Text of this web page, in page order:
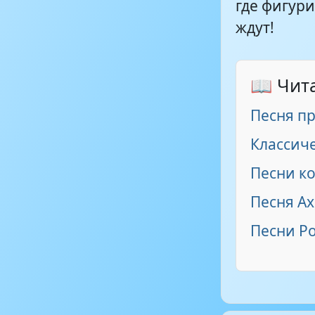
где
ждут!
📖
Песня
Песни
Песня
Песни